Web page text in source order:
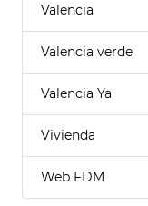
Valencia
Valencia verde
Valencia Ya
Vivienda
Web FDM